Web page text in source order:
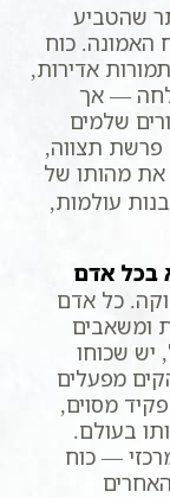
שהטביע
האמונה. כוח
אדירות,
— אך
שלמים
פרשת תצווה,
את מהותו של
עולמות,
בכל אדם
כל אדם
ומשאבים
יש שכוחו
מפעלים
מסוים,
בעולם.
— כוח